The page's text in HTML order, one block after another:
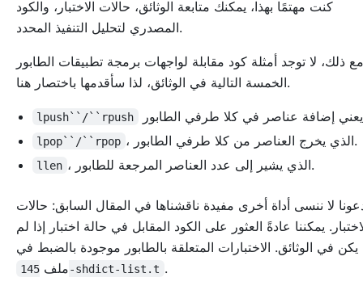
كنت مهتمًا بهذا، يمكنك متابعة الوثائق، حالات الاختبار، والكود
المصدري لتحليل التنفيذ المحدد.
ذلك، لا توجد أمثلة كود مقابلة لواجهات برمجة تطبيقات الطابور
الخمسة التالية في الوثائق، لذا سأقدمها باختصار هنا.
lpush``/``rpush
lpop``/``rpop ، الذي يخرج العناصر من كلا طرفي الطابور.
llen ، الذي يشير إلى عدد العناصر المرجعة للطابور.
لا ننسى أداة أخرى مفيدة ناقشناها في المقال السابق: حالات
يمكننا عادةً العثور على الكود المقابل في حالة اختبار إذا لم
يكن في الوثائق. الاختبارات المتعلقة بالطابور موجودة بالضبط في
ملف145-shdict-list.t .